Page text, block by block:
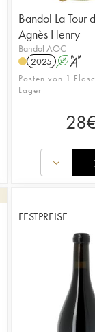
Bandol La Tour
Agnès Henry
Bandol AOC
2025 A S
Posten von 1
Lager
28
FESTPREISE